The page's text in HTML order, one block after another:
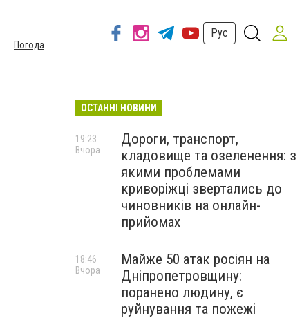
Погода
Рус
ОСТАННІ НОВИНИ
Дороги, транспорт,
кладовище та озеленення: з
якими проблемами
криворіжці звертались до
чиновників на онлайн-
прийомах
19:23
Вчора
Майже 50 атак росіян на
Дніпропетровщину:
поранено людину, є
руйнування та пожежі
18:46
Вчора